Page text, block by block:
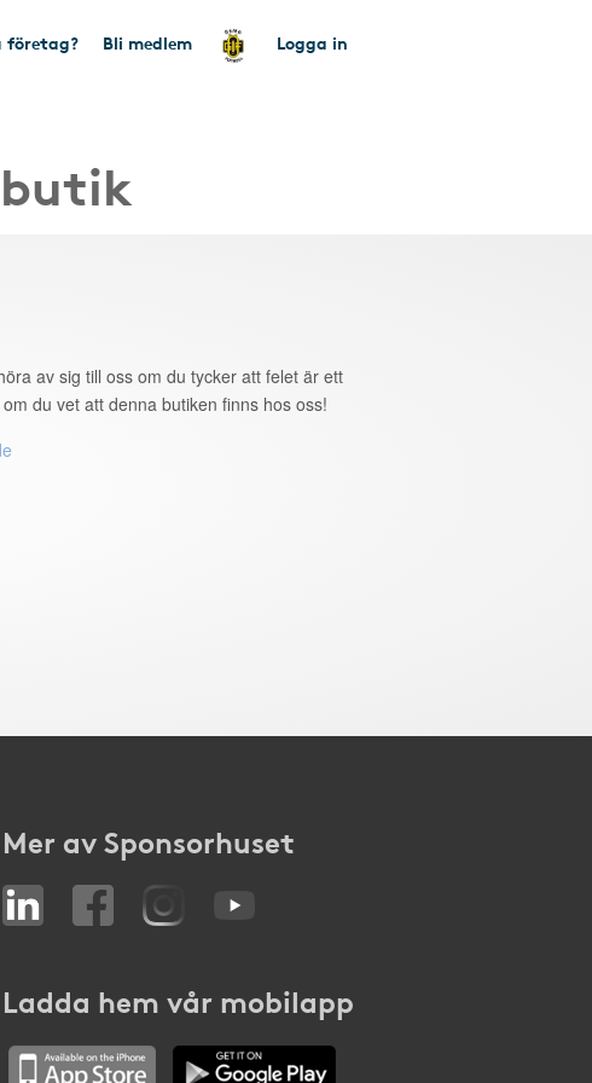
företag? Bli medlem Logga in
av sig till oss om du tycker att felet är ett
du vet att denna butiken finns hos oss!
Mer av Sponsorhuset
Ladda hem vår mobilapp